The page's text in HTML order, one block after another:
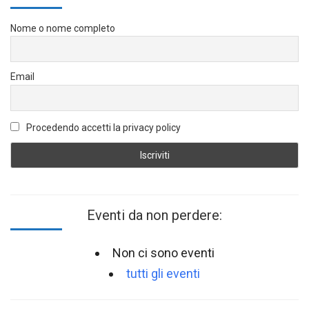
Nome o nome completo
Email
Procedendo accetti la privacy policy
Eventi da non perdere:
Non ci sono eventi
tutti gli eventi